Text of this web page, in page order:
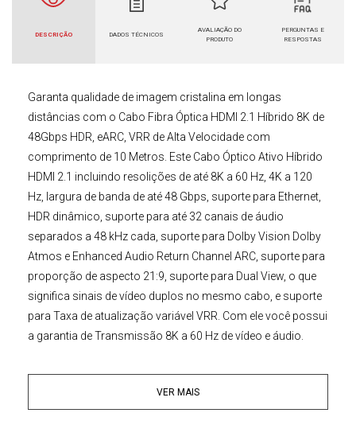
DESCRIÇÃO DADOS TÉCNICOS
AVALIAÇÃO DO
PRODUTO
PERGUNTAS E
RESPOSTAS
Garanta qualidade de imagem cristalina em longas
distâncias com o Cabo Fibra Óptica HDMI 2.1 Híbrido 8K de
48Gbps HDR, eARC, VRR de Alta Velocidade com
comprimento de 10 Metros. Este Cabo Óptico Ativo Híbrido
HDMI 2.1 incluindo resolições de até 8K a 60 Hz, 4K a 120
Hz, largura de banda de até 48 Gbps, suporte para Ethernet,
HDR dinâmico, suporte para até 32 canais de áudio
separados a 48 kHz cada, suporte para Dolby Vision Dolby
Atmos e Enhanced Audio Return Channel ARC, suporte para
proporção de aspecto 21:9, suporte para Dual View, o que
significa sinais de vídeo duplos no mesmo cabo, e suporte
para Taxa de atualização variável VRR. Com ele você possui
a garantia de Transmissão 8K a 60 Hz de vídeo e áudio.
EsteCaboHDMI 2.1 AOC Híbrido de Alta Definiçãotem uma
largura de banda de até 48 Gb/s que garante maior
VER MAIS